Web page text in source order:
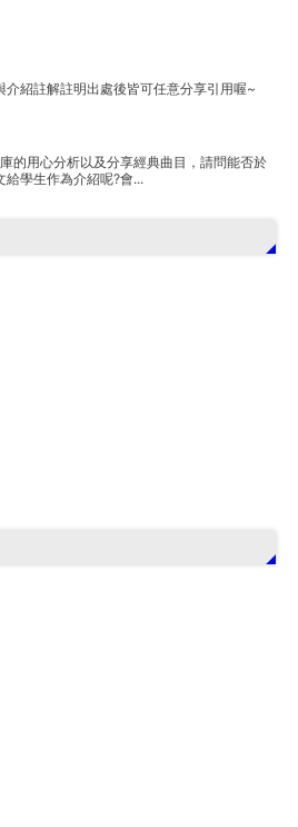
介紹註解註明出處後皆可任意分享引用喔~
的用心分析以及分享經典曲目，請問能否於
給學生作為介紹呢?會...